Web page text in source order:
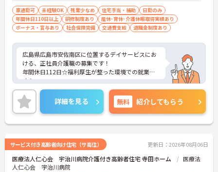
車通勤可 未経験OK 残業少なめ 住宅手当・補助
日勤のみ
年間休日110日以上
研修制度あり
産休･育休･介護休暇取得実績あり
ボーナス・賞与あり
社会保険完備 交通費支給 退職金制度あり
広島県広島市安佐南区に位置するデイサービスにお
ける、正社員介護職の募集です！
年間休日112日☆福利厚生が整った環境での就業で
す！
ご興味ある方には、面接対策ポイントなど、さらに
詳細をお話しいたしますのでお気軽にご相談くださ
い。
詳細を見る 無料 紹介してもらう
サービス付き高齢者向け住宅（サ高住） 更新日：2026年08月06日
医療法人仁心会 宇治川病院介護付き高齢者住宅 寺田ホーム
医療法
人仁心会 宇治川病院